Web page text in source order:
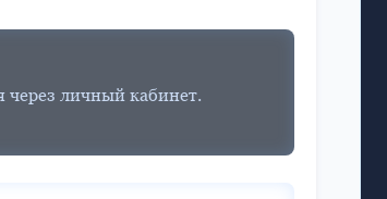
через личный кабинет.